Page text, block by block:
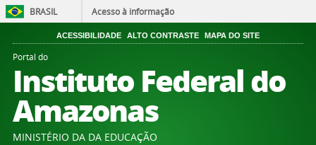
BRASIL Acesso à informação
ACESSIBILIDADE ALTO CONTRASTE MAPA DO SITE
Portal do
Instituto Federal do
Amazonas
MINISTÉRIO DA DA EDUCAÇÃO